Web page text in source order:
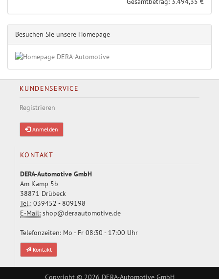
Besuchen Sie unsere Homepage
KUNDENSERVICE
Registrieren
Anmelden
KONTAKT
DERA-Automotive GmbH
Am Kamp 5b
38871 Drübeck
Tel.: 039452 - 809198
E-Mail: shop@deraautomotive.de
Telefonzeiten: Mo - Fr 08:30 - 17:00 Uhr
Kontakt
Copyright © 2026 DERA-Automotive GmbH